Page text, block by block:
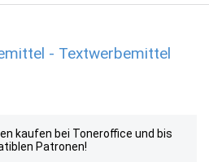
- Textwerbemittel
kaufen bei Toneroffice und bis
Patronen!